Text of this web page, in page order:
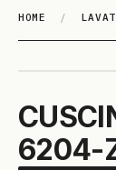
HOME /
6204-